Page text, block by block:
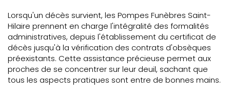
Lorsqu'un décès survient, les Pompes Funèbres Saint-
Hilaire prennent en charge l'intégralité des formalités
administratives, depuis l'établissement du certificat de
décès jusqu'à la vérification des contrats d'obsèques
préexistants. Cette assistance précieuse permet aux
proches de se concentrer sur leur deuil, sachant que
tous les aspects pratiques sont entre de bonnes mains.